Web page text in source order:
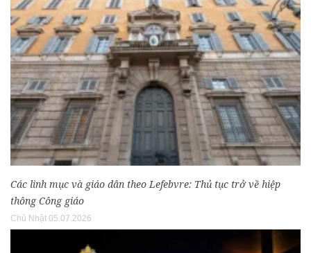
Các linh mục và giáo dân theo Lefebvre: Thủ tục trở về hiệp
thông Công giáo
Chủ Nhật 05.07.2026